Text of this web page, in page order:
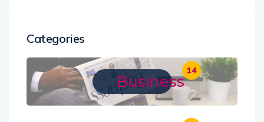
Categories
Business
14